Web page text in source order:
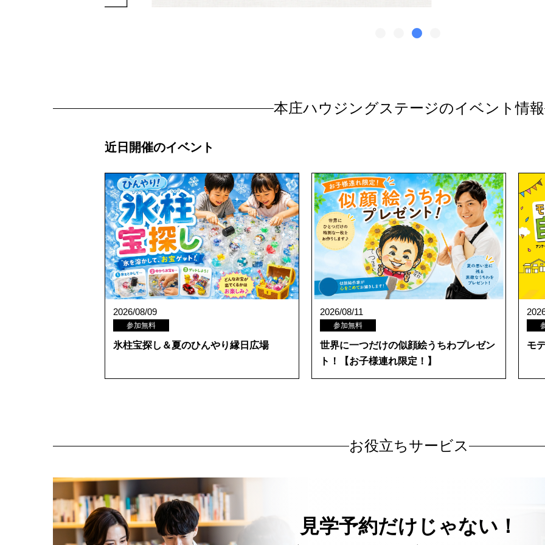
本庄ハウジングステージのイベント情報
近日開催のイベント
2026/08/09
参加無料
氷柱宝探し＆夏のひんやり縁日広場
2026/08/11
参加無料
世界に一つだけの似顔絵うちわプレゼン
ト！【お子様連れ限定！】
モ
お役立ちサービス
見学予約だけじゃない！